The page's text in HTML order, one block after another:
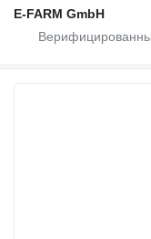
E-FARM GmbH